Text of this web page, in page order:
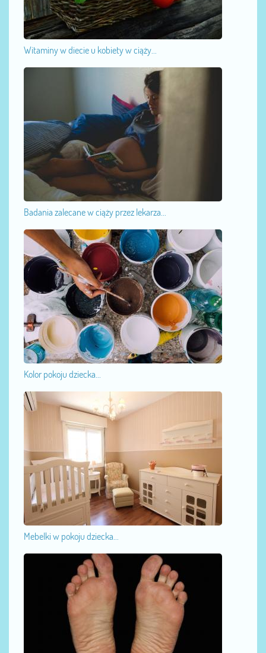
Witaminy w diecie u kobiety w ciąży...
Badania zalecane w ciąży przez lekarza...
Kolor pokoju dziecka...
Mebelki w pokoju dziecka...